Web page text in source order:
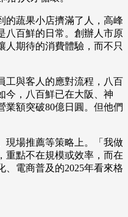
的蔬果小店擠滿了人，高峰
八百鮮的日常。創辦人市原
人期待的消費體驗，而不只
工與客人的應對流程，八百
今，八百鮮已在大阪、神
業額突破80億日圓。但他們
現場推薦等策略上。「我做
重點不在規模或效率，而在
、電商普及的2025年看來格